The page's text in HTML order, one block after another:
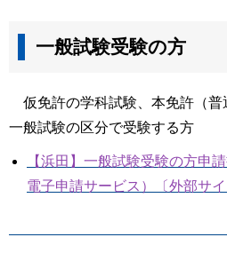
一般試験受験の方
仮免許の学科試験、本免許（普
一般試験の区分で受験する方
【浜田】一般試験受験の方申
電子申請サービス）〔外部サイ